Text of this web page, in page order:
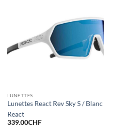
LUNETTES
Lunettes React Rev Sky S / Blanc
React
339.00CHF